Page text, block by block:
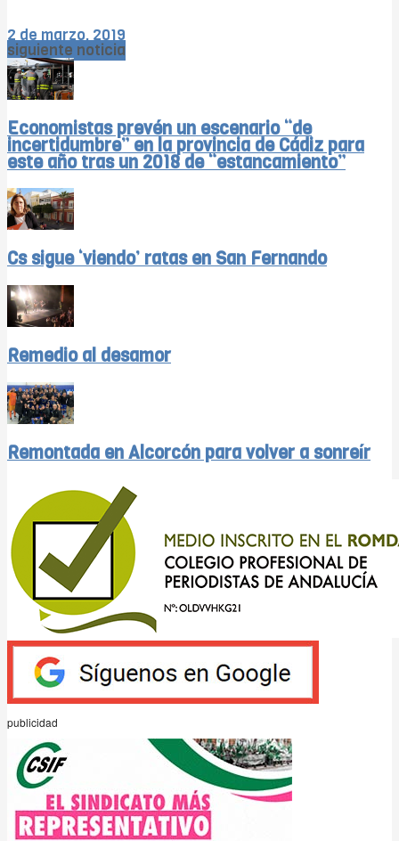
2 de marzo, 2019
siguiente noticia
Economistas prevén un escenario “de
incertidumbre” en la provincia de Cádiz para
este año tras un 2018 de “estancamiento”
Cs sigue ‘viendo’ ratas en San Fernando
Remedio al desamor
Remontada en Alcorcón para volver a sonreír
publicidad